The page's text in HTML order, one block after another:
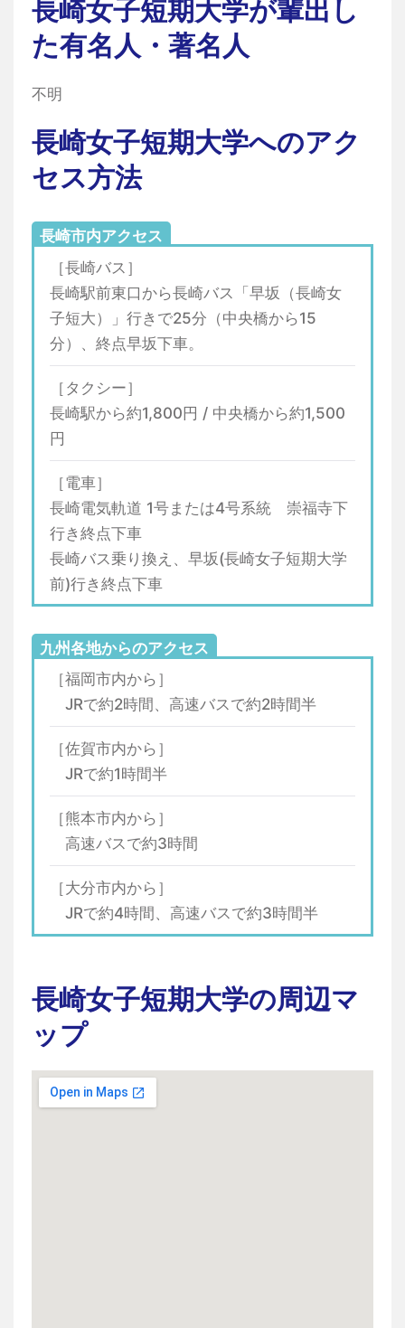
長崎女子短期大学が輩出し
た有名人・著名人
不明
長崎女子短期大学へのアク
セス方法
長崎市内アクセス
［長崎バス］
長崎駅前東口から長崎バス「早坂（長崎女
子短大）」行きで25分（中央橋から15
分）、終点早坂下車。
［タクシー］
長崎駅から約1,800円 / 中央橋から約1,500
円
［電車］
長崎電気軌道 1号または4号系統 崇福寺下
行き終点下車
長崎バス乗り換え、早坂(長崎女子短期大学
前)行き終点下車
九州各地からのアクセス
［福岡市内から］
JRで約2時間、高速バスで約2時間半
［佐賀市内から］
JRで約1時間半
［熊本市内から］
高速バスで約3時間
［大分市内から］
JRで約4時間、高速バスで約3時間半
長崎女子短期大学の周辺マ
ップ